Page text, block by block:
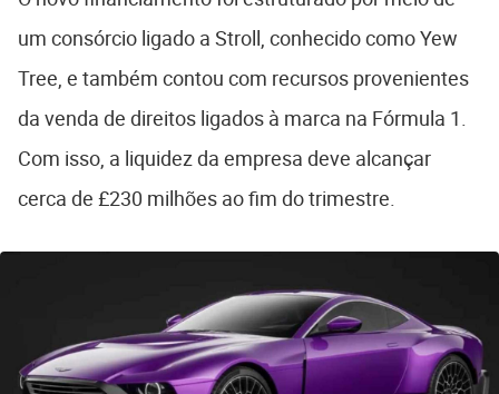
um consórcio ligado a Stroll, conhecido como Yew
Tree, e também contou com recursos provenientes
da venda de direitos ligados à marca na Fórmula 1.
Com isso, a liquidez da empresa deve alcançar
cerca de £230 milhões ao fim do trimestre.